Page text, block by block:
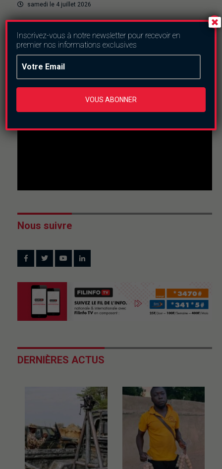
samedi le 4 juillet 2026
En direct
is
The media could not be loaded, either because the
Nous suivre
DERNIÈRES ACTUS
Inscrivez-vous à notre newsletter pour recevoir en
premier nos informations exclusives
VOUS ABONNER